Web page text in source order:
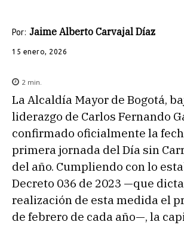
Por: Jaime Alberto Carvajal Díaz
15 enero, 2026
2 min.
La Alcaldía Mayor de Bogotá,
liderazgo de Carlos Fernando
confirmado oficialmente la
primera jornada del Día sin
del año. Cumpliendo con lo
Decreto 036 de 2023 —que
realización de esta medida el
de febrero de cada año—, la